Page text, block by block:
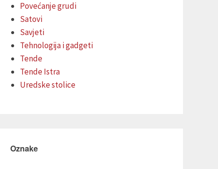
Povećanje grudi
Satovi
Savjeti
Tehnologija i gadgeti
Tende
Tende Istra
Uredske stolice
Oznake